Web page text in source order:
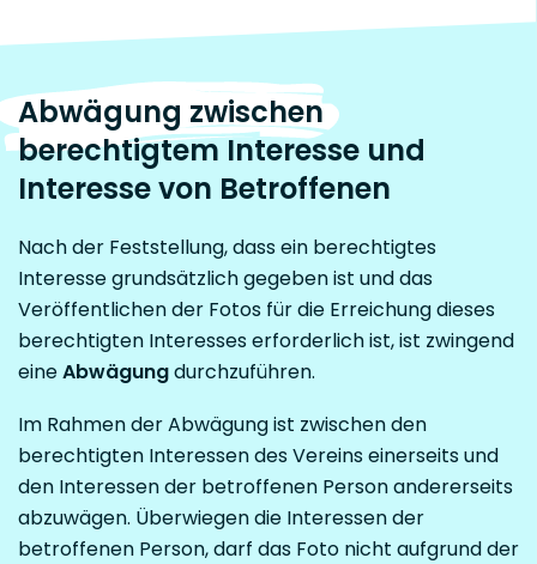
Abwägung zwischen
berechtigtem Interesse und
Interesse von Betroffenen
Nach der Feststellung, dass ein berechtigtes
Interesse grundsätzlich gegeben ist und das
Veröffentlichen der Fotos für die Erreichung dieses
berechtigten Interesses erforderlich ist, ist zwingend
eineAbwägungdurchzuführen.
Im Rahmen der Abwägung ist zwischen den
berechtigten Interessen des Vereins einerseits und
den Interessen der betroffenen Person andererseits
abzuwägen. Überwiegen die Interessen der
betroffenen Person, darf das Foto nicht aufgrund der